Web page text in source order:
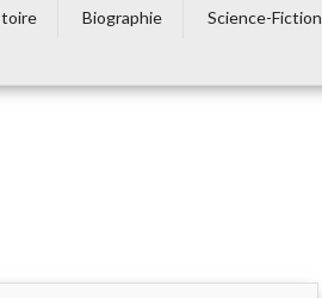
Biographie Science-Fiction